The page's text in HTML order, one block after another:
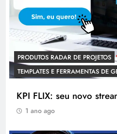
PRODUTOS RADAR DE PROJETOS
TEMPLATES E FERRAMENTAS DE
KPI FLIX: seu novo
1 ano ago